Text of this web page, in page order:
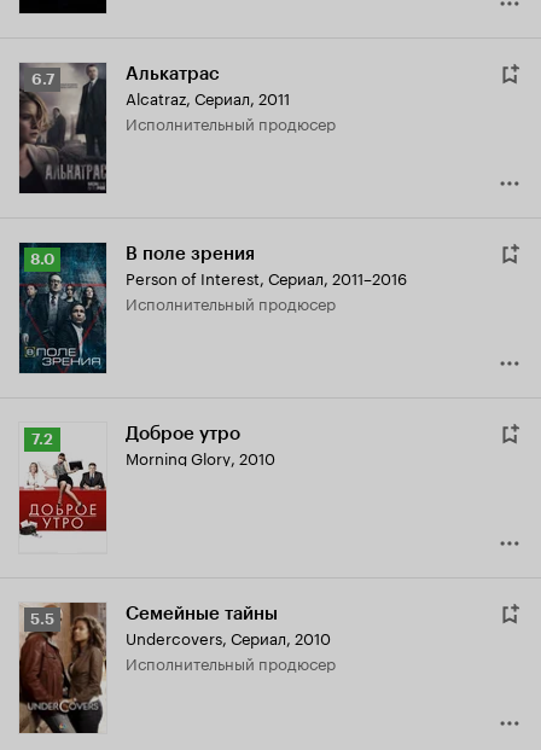
Рейтинг
Кинопоиска
6.7
6.7 Алькатрас
Alcatraz, Сериал, 2011
исполнительный продюсер
Рейтинг
Кинопоиска
8.0
8.0 В поле зрения
Person of Interest, Сериал, 2011–2016
исполнительный продюсер
Рейтинг
Кинопоиска
7.2
7.2 Доброе утро
Morning Glory, 2010
Рейтинг
Кинопоиска
5.5
5.5 Семейные тайны
Undercovers, Сериал, 2010
исполнительный продюсер